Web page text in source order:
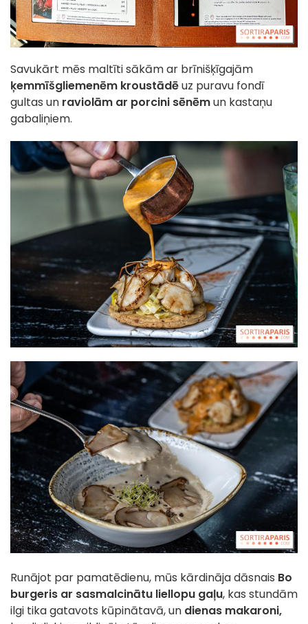
Savukārt mēs maltīti sākām ar brīnišķīgajām
ķemmīšgliemenēm kroustādēuz puravu fondī
gultas un raviolām ar porcini sēnēmun kastaņu
gabaliņiem.
Runājot par pamatēdienu, mūs kārdināja dāsnais Bo
burgeris ar sasmalcinātu liellopu gaļu, kas stundām
ilgi tika gatavots kūpinātavā, un dienas makaroni,